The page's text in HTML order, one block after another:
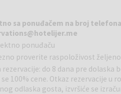
doručku.
supstevnom kupatilom i
Vladimir: plaža Pizana i Aqua park
a usluga prevoza iz/do
sa ponuđačem na broj telefona:
ponuđaču
proverite raspoloživost
do 8 dana pre dolaska
100% cene. Otkaz rezervacije u
odlaska gosta, izvršiće se